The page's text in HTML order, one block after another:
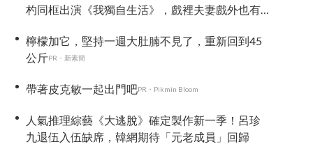
杓同框出演《我獨自生活》，戲裡夫妻戲外也有
檸檬加它，堅持一週大肚腩不見了，重新回到45
公斤PR・新素簡
帶著皮克敏一起出門吧PR・Pikmin Bloom
人氣推理綜藝《大逃脫》確定製作新一季！呂珍
九退伍入伍缺席，韓網期待「元老成員」回歸